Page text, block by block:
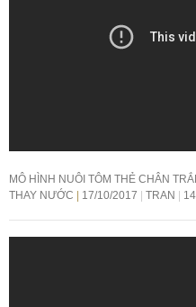
MÔ HÌNH NUÔI TÔM THẺ CHÂN
THAY NƯỚC
17/10/2017 TRAN